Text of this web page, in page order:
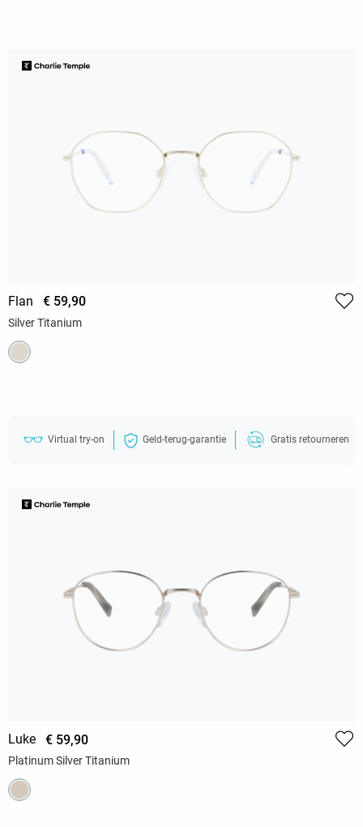
Flan € 59,90
Silver Titanium
Virtual try-on Geld-terug-garantie Gratis retourneren
Luke € 59,90
Platinum Silver Titanium